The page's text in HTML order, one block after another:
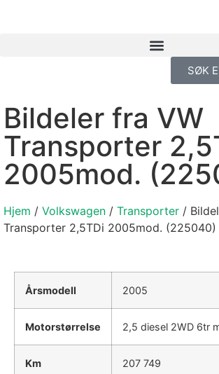
SØK
Bildeler fra VW
Transporter
2005mod.
Hjem / Volkswagen / Transporter /
Transporter 2,5TDi 2005mod. (225040)
Årsmodell 2005
Motorstørrelse 2,5 diesel 2WD 6tr
Km 207 749